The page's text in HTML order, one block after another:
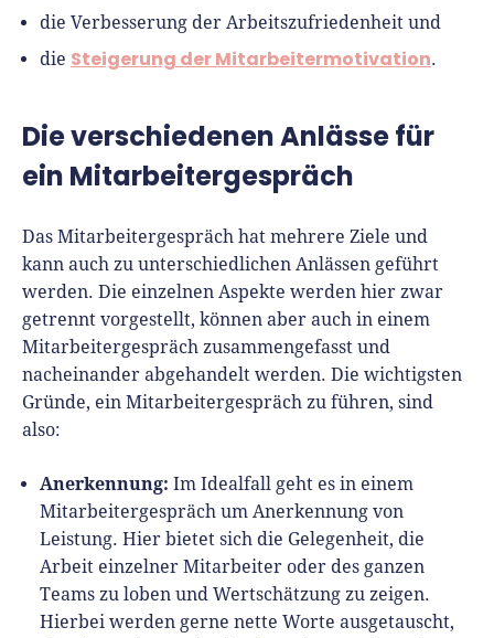
die Verbesserung der Arbeitszufriedenheit und
die Steigerung der Mitarbeitermotivation.
Die verschiedenen Anlässe für
ein Mitarbeitergespräch
Das Mitarbeitergespräch hat mehrere Ziele und
kann auch zu unterschiedlichen Anlässen geführt
werden. Die einzelnen Aspekte werden hier zwar
getrennt vorgestellt, können aber auch in einem
Mitarbeitergespräch zusammengefasst und
nacheinander abgehandelt werden. Die wichtigsten
Gründe, ein Mitarbeitergespräch zu führen, sind
also:
Anerkennung: Im Idealfall geht es in einem
Mitarbeitergespräch um Anerkennung von
Leistung. Hier bietet sich die Gelegenheit, die
Arbeit einzelner Mitarbeiter oder des ganzen
Teams zu loben und Wertschätzung zu zeigen.
Hierbei werden gerne nette Worte ausgetauscht,